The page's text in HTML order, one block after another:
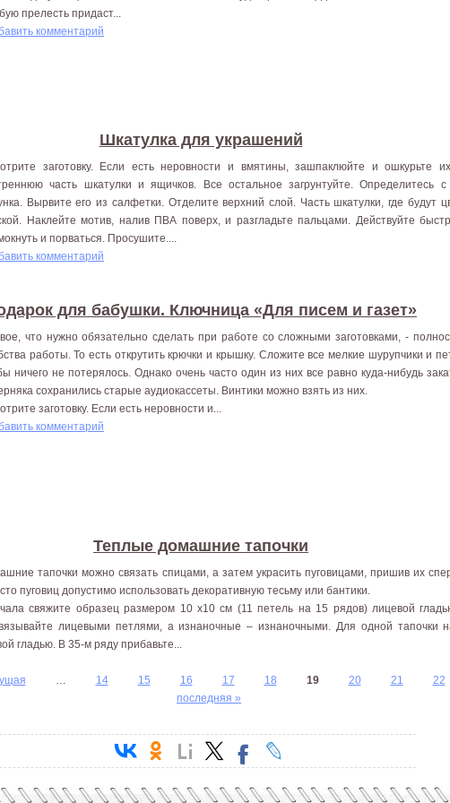
прелесть придаст...
комментарий
Шкатулка для украшений
заготовку. Если есть неровности и вмятины, зашпаклюйте и ошкурьте
часть шкатулки и ящичков. Все остальное загрунтуйте. Определитесь
Вырвите его из салфетки. Отделите верхний слой. Часть шкатулки, где будут
Наклейте мотив, налив ПВА поверх, и разгладьте пальцами. Действуйте
и порваться. Просушите....
комментарий
для бабушки. Ключница «Для писем и газет»
что нужно обязательно сделать при работе со сложными заготовками, -
работы. То есть открутить крючки и крышку. Сложите все мелкие шурупчики и
ничего не потерялось. Однако очень часто один из них все равно куда-нибудь
сохранились старые аудиокассеты. Винтики можно взять из них.
заготовку. Если есть неровности и...
комментарий
Теплые домашние тапочки
тапочки можно связать спицами, а затем украсить пуговицами, пришив их
пуговиц допустимо использовать декоративную тесьму или бантики.
свяжите образец размером 10 х10 см (11 петель на 15 рядов) лицевой
лицевыми петлями, а изнаночные – изнаночными. Для одной тапочки
гладью. В 35-м ряду прибавьте...
14 15 16 17 18 19 20 21 22
последняя »